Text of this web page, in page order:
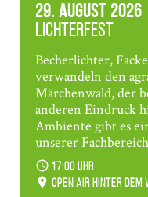
29. August 2026
Lichterfest
Becherlichter,
verwandeln den
Märchenwald, der
anderen Eindruck
Ambiente gibt es
unserer
17:00 Uhr
Open Air hinter